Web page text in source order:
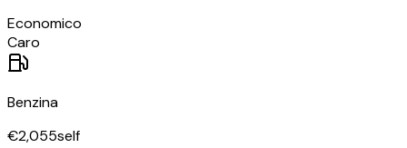
Economico
Caro
Benzina
€2,055self